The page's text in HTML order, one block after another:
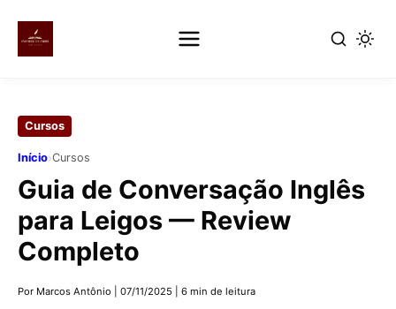
conteúdo
principal
Cursos
Início›Cursos
Guia de Conversação Inglês
para Leigos — Review
Completo
Por Marcos Antônio 07/11/2025 6 min de leitura